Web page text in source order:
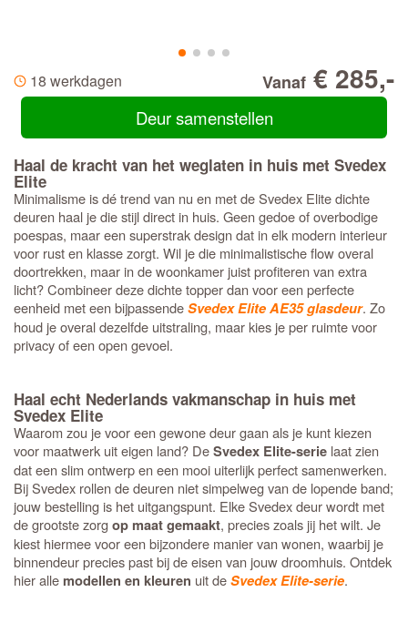
18 werkdagen Vanaf € 285,-
Deur samenstellen
Haal de kracht van het weglaten in huis met Svedex
Elite
Minimalisme is dé trend van nu en met de Svedex Elite dichte
deuren haal je die stijl direct in huis. Geen gedoe of overbodige
poespas, maar een superstrak design dat in elk modern interieur
voor rust en klasse zorgt. Wil je die minimalistische flow overal
doortrekken, maar in de woonkamer juist profiteren van extra
licht? Combineer deze dichte topper dan voor een perfecte
eenheid met een bijpassendeSvedex Elite AE35 glasdeur. Zo
houd je overal dezelfde uitstraling, maar kies je per ruimte voor
privacy of een open gevoel.
Haal echt Nederlands vakmanschap in huis met
Svedex Elite
Waarom zou je voor een gewone deur gaan als je kunt kiezen
voor maatwerk uit eigen land? DeSvedex Elite-serie laat zien
dat een slim ontwerp en een mooi uiterlijk perfect samenwerken.
Bij Svedex rollen de deuren niet simpelweg van de lopende band;
jouw bestelling is het uitgangspunt. Elke Svedex deur wordt met
de grootste zorgop maat gemaakt, precies zoals jij het wilt. Je
kiest hiermee voor een bijzondere manier van wonen, waarbij je
binnendeur precies past bij de eisen van jouw droomhuis. Ontdek
hier alle modellen en kleuren uit deSvedex Elite-serie.